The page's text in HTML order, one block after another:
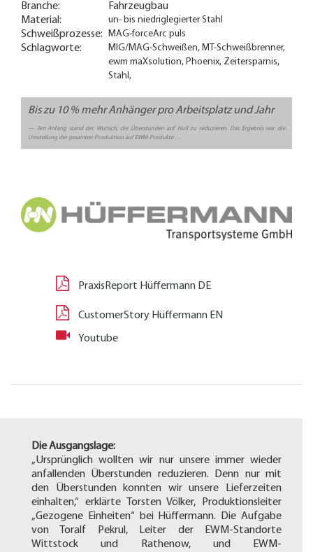
Branche:
Fahrzeugbau
Material:
un- bis niedriglegierter Stahl
Schweißprozesse: MAG-forceArc puls
Schlagworte:
MIG/MAG-Schweißen, MT-Schweißbrenner,
ewm maXsolution, Phoenix, Zeitersparnis,
Stahl,
Bis zu 10 % mehr Anhänger pro Arbeitsplatz und Jahr
Am Anfang stand der Wunsch, die Überstunden auf Null zu reduzieren. Das Ergebnis war die
Umstellung der gesamten Produktion auf EWM-Produkte …
PraxisReport Hüffermann DE
CustomerStory Hüffermann EN
Youtube
Die Ausgangslage:
„Ursprünglich wollten wir nur unsere immer wieder
anfallenden Überstunden reduzieren. Denn nur mit
den Überstunden konnten wir unsere Lieferzeiten
einhalten,“ erklärte Torsten Völker, Produktionsleiter
„Gezogene Einheiten“ bei Hüffermann. Die Aufgabe
von Toralf Pekrul, Leiter der EWM-Standorte
Wittstock und Rathenow, und EWM-